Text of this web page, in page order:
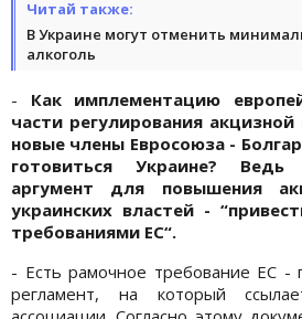
Читай также:
В Украине могут отменить
алкоголь
- Как имплементацию
части регулирования
новые члены Евросоюза -
готовиться Украине? Ведь
аргумент для повышения
украинских властей -
требованиями ЕС“.
- Есть рамочное требование ЕС -
регламент, на который